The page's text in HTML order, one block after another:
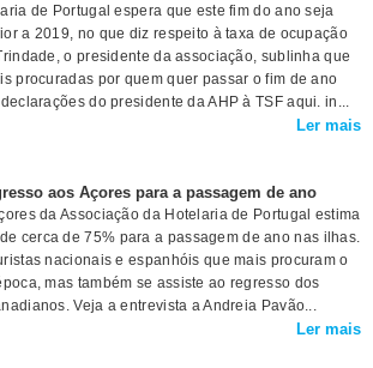
de Portugal espera que este fim do ano seja
a 2019, no que diz respeito à taxa de ocupação
o presidente da associação, sublinha que
procuradas por quem quer passar o fim de ano
do presidente da AHP à TSF aqui. in...
Ler mais
aos Açores para a passagem de ano
da Associação da Hotelaria de Portugal estima
cerca de 75% para a passagem de ano nas ilhas.
nacionais e espanhóis que mais procuram o
mas também se assiste ao regresso dos
Veja a entrevista a Andreia Pavão...
Ler mais